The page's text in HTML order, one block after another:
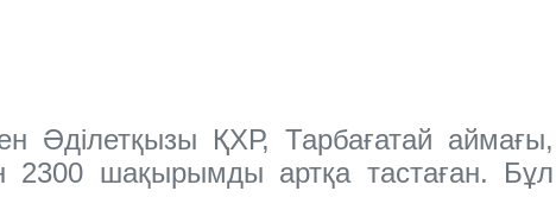
Әділетқызы ҚХР, Тарбағатай аймағы,
2300 шақырымды артқа тастаған. Бұл